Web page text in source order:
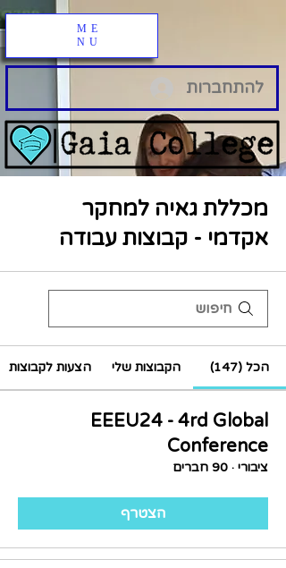
ME
NU
להתחברות
מכללת גאיה למחקר
אקדמי - קבוצות עבודה
הכל (147) הקבוצות שלי הצעות לקבוצות
EEEU24 - 4rd Global
Conference
ציבורי · 90 חברים
הצטרף